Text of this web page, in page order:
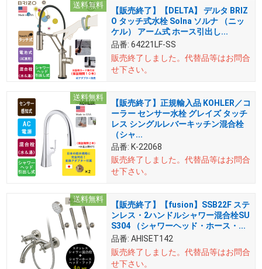
送料無料
【販売終了】【DELTA】 デルタ BRIZ
O タッチ式水栓 Solna ソルナ （ニッ
ケル） アーム式 ホース引出し...
品番: 64221LF-SS
販売終了しました。 代替品等はお問合
せ下さい。
送料無料
【販売終了】正規輸入品 KOHLER／コ
ーラー センサー水栓 グレイズ タッチ
レス シングルレバーキッチン混合栓
（シャ...
品番: K-22068
販売終了しました。 代替品等はお問合
せ下さい。
送料無料
【販売終了】【fusion】SSB22F ステ
ンレス・2ハンドルシャワー混合栓SU
S304 （シャワーヘッド・ホース・...
品番: AHISET142
販売終了しました。 代替品等はお問合
せ下さい。